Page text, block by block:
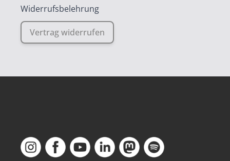
Widerrufsbelehrung
Vertrag widerrufen